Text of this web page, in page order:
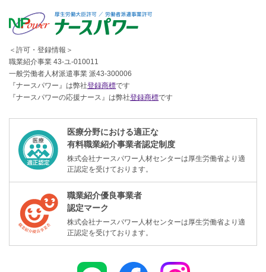
＜許可・登録情報＞
職業紹介事業 43-ユ-010011
一般労働者人材派遣事業 派43-300006
『ナースパワー』は弊社登録商標です
『ナースパワーの応援ナース』は弊社登録商標です
医療分野における適正な
有料職業紹介事業者認定制度
株式会社ナースパワー人材センターは厚生労働省より適
正認定を受けております。
職業紹介優良事業者
認定マーク
株式会社ナースパワー人材センターは厚生労働省より適
正認定を受けております。